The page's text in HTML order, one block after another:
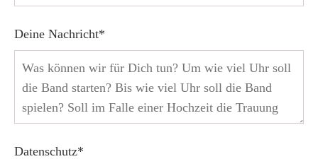
Deine Nachricht*
Datenschutz*